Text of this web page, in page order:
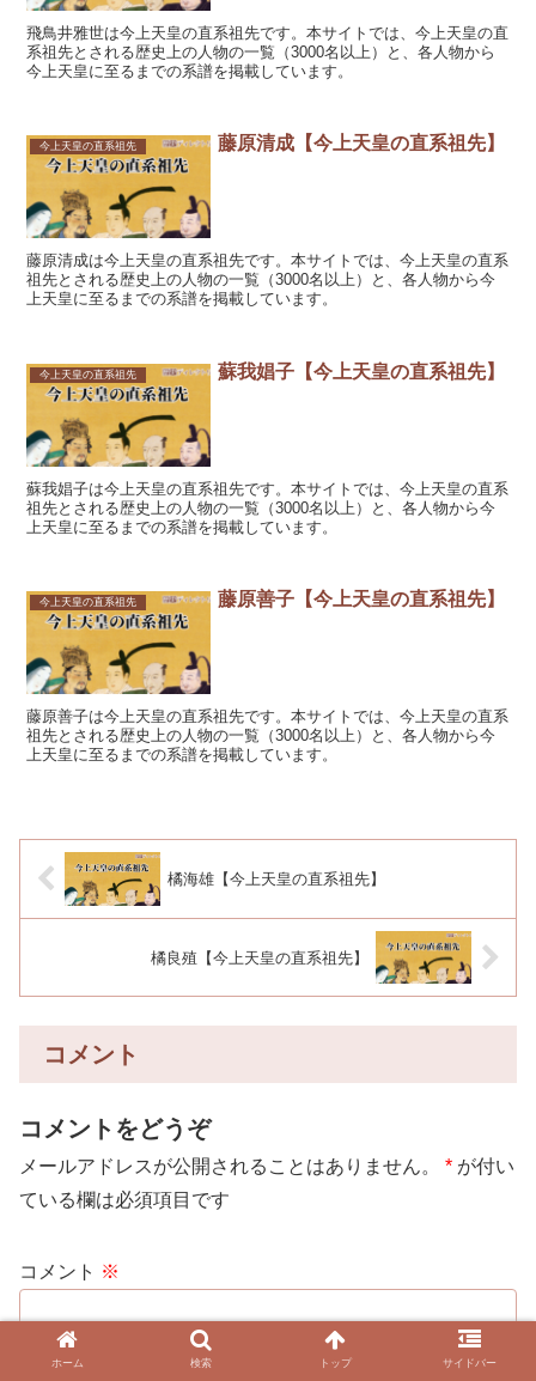
飛鳥井雅世は今上天皇の直系祖先です。本サイトでは、今上天皇の直
系祖先とされる歴史上の人物の一覧（3000名以上）と、各人物から
今上天皇に至るまでの系譜を掲載しています。
今上天皇の直系祖先 藤原清成【今上天皇の直系祖先】
藤原清成は今上天皇の直系祖先です。本サイトでは、今上天皇の直系
祖先とされる歴史上の人物の一覧（3000名以上）と、各人物から今
上天皇に至るまでの系譜を掲載しています。
今上天皇の直系祖先 蘇我娼子【今上天皇の直系祖先】
蘇我娼子は今上天皇の直系祖先です。本サイトでは、今上天皇の直系
祖先とされる歴史上の人物の一覧（3000名以上）と、各人物から今
上天皇に至るまでの系譜を掲載しています。
今上天皇の直系祖先 藤原善子【今上天皇の直系祖先】
藤原善子は今上天皇の直系祖先です。本サイトでは、今上天皇の直系
祖先とされる歴史上の人物の一覧（3000名以上）と、各人物から今
上天皇に至るまでの系譜を掲載しています。
橘海雄【今上天皇の直系祖先】
橘良殖【今上天皇の直系祖先】
コメント
コメントをどうぞ
メールアドレスが公開されることはありません。 * が付い
ている欄は必須項目です
コメント ※
ホーム 検索 トップ サイドバー